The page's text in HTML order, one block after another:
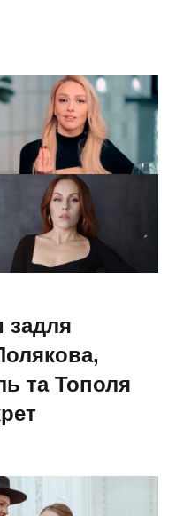
задля
та Тополя